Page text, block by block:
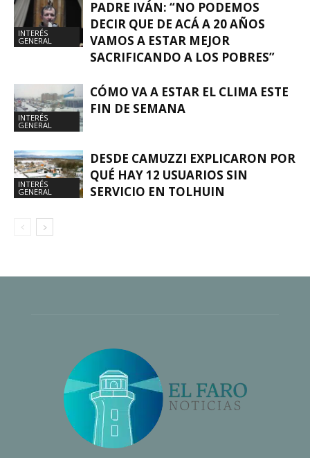
INTERÉS
GENERAL
PADRE IVÁN: “NO PODEMOS
DECIR QUE DE ACÁ A 20 AÑOS
VAMOS A ESTAR MEJOR
SACRIFICANDO A LOS POBRES”
INTERÉS
GENERAL
CÓMO VA A ESTAR EL CLIMA ESTE
FIN DE SEMANA
INTERÉS
GENERAL
DESDE CAMUZZI EXPLICARON POR
QUÉ HAY 12 USUARIOS SIN
SERVICIO EN TOLHUIN